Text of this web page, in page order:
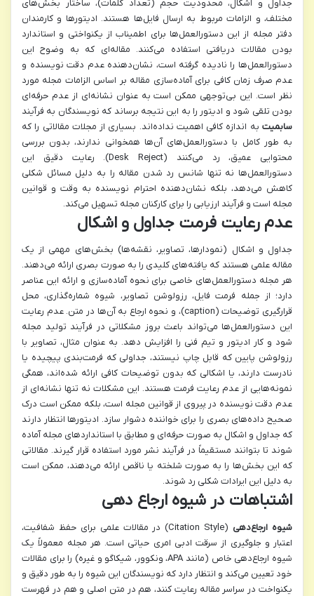
جداول و اشکال، محدودیت حجم (تعداد کلمات)، ساختار بخش‌های
مختلف، و الزامات مربوط به ارسال فایل‌ها هستند. ادیتورها و کارمندان
دفتر مجله از این دستورالعمل‌ها برای اطمیناب از یکنواختی و استاندارد
بودن مقالات دریافتی استفاده می‌کنند. مقاله‌ای که به وضوح این
دستورالعمل‌ها را نادیده گرفته است، نشان‌دهنده عدم دقت نویسنده و
عدم صرف زمان کافی برای آماده‌سازی مقاله بر اساس الزامات مجله مورد
نظر است. این بی‌توجهی ممکن است به عنوان نشانه‌ای از عدم حرفه‌ای
بودن تلقی شود و ادیتور را به این نتیجه برساند که نویسندگان به فرآیند
سابمیت به اندازه کافی اهمیت نداده‌اند. بسیاری از مجلات مقالاتی را که
به طور کامل با دستورالعمل‌های آن‌ها همخوانی ندارند، بدون بررسی
محتوایی عمیق، رد می‌کنند (Desk Reject). رعایت دقیق این
دستورالعمل‌ها نه تنها شانس رد شدن مقاله را به دلیل مسائل شکلی
کاهش می‌دهد، بلکه نشان‌دهنده احترام نویسنده به وقت و قوانین
مجله است و فرآیند ارزیابی را برای کارکنان مجله تسهیل می‌کند.
عدم رعایت فرمت جداول و اشکال
جداول و اشکال (نمودارها، تصاویر، نقشه‌ها) بخش‌های مهمی از یک
مقاله علمی هستند که یافته‌های کلیدی را به صورت بصری ارائه می‌دهند.
هر مجله دستورالعمل‌های خاصی برای نحوه آماده‌سازی و ارائه این عناصر
دارد؛ از جمله فرمت فایل، رزولوشن تصاویر، شیوه شماره‌گذاری، محل
قرارگیری توضیحات (caption)، و نحوه ارجاع به آن‌ها در متن. عدم رعایت
این دستورالعمل‌ها می‌تواند باعث بروز مشکلاتی در فرآیند تولید مجله
شود و کار ادیتور و تیم فنی را افزایش دهد. به عنوان مثال، تصاویر با
رزولوشن پایین که قابل چاپ نیستند، جداولی که فرمت‌بندی پیچیده یا
نادرست دارند، یا اشکالی که بدون توضیحات کافی ارائه شده‌اند، همگی
نمونه‌هایی از عدم رعایت فرمت هستند. این مشکلات نه تنها نشانه‌ای از
عدم دقت نویسنده در پیروی از قوانین مجله است، بلکه ممکن است درک
صحیح داده‌های بصری را برای خواننده دشوار سازد. ادیتورها انتظار دارند
که جداول و اشکال به صورت حرفه‌ای و مطابق با استانداردهای مجله آماده
شوند تا بتوانند مستقیماً در فرآیند نشر مورد استفاده قرار گیرند. مقالاتی
که این بخش‌ها را به صورت شلخته یا ناقص ارائه می‌دهند، ممکن است
به دلیل این ایرادات شکلی رد شوند.
اشتباهات در شیوه ارجاع دهی
شیوه ارجاع‌دهی
(Citation Style) در مقالات علمی برای حفظ شفافیت،
اعتبار و جلوگیری از سرقت ادبی امری حیاتی است. هر مجله معمولاً یک
شیوه ارجاع‌دهی خاص (مانند APA، ونکوور، شیکاگو و غیره) را برای مقالات
خود تعیین می‌کند و انتظار دارد که نویسندگان این شیوه را به طور دقیق و
یکنواخت در سراسر مقاله رعایت کنند، هم در متن اصلی و هم در فهرست